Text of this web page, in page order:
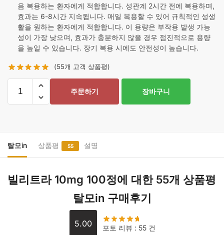
음 복용하는 환자에게 적합합니다. 성관계 2시간 전에 복용하며,
효과는 6-8시간 지속됩니다. 매일 복용할 수 있어 규칙적인 성생
활을 원하는 환자에게 적합합니다. 이 용량은 부작용 발생 가능
성이 가장 낮으며, 효과가 충분하지 않을 경우 점진적으로 용량
을 높일 수 있습니다. 장기 복용 시에도 안전성이 높습니다.
(55개 고객 상품평)
100
정
량
주문하기 장바구니
탈모in 상품평 55 설명
빌리트라 10mg 100정에 대한 55개 상품평
탈모in 구매후기
5.00 포토 리뷰 : 55 건